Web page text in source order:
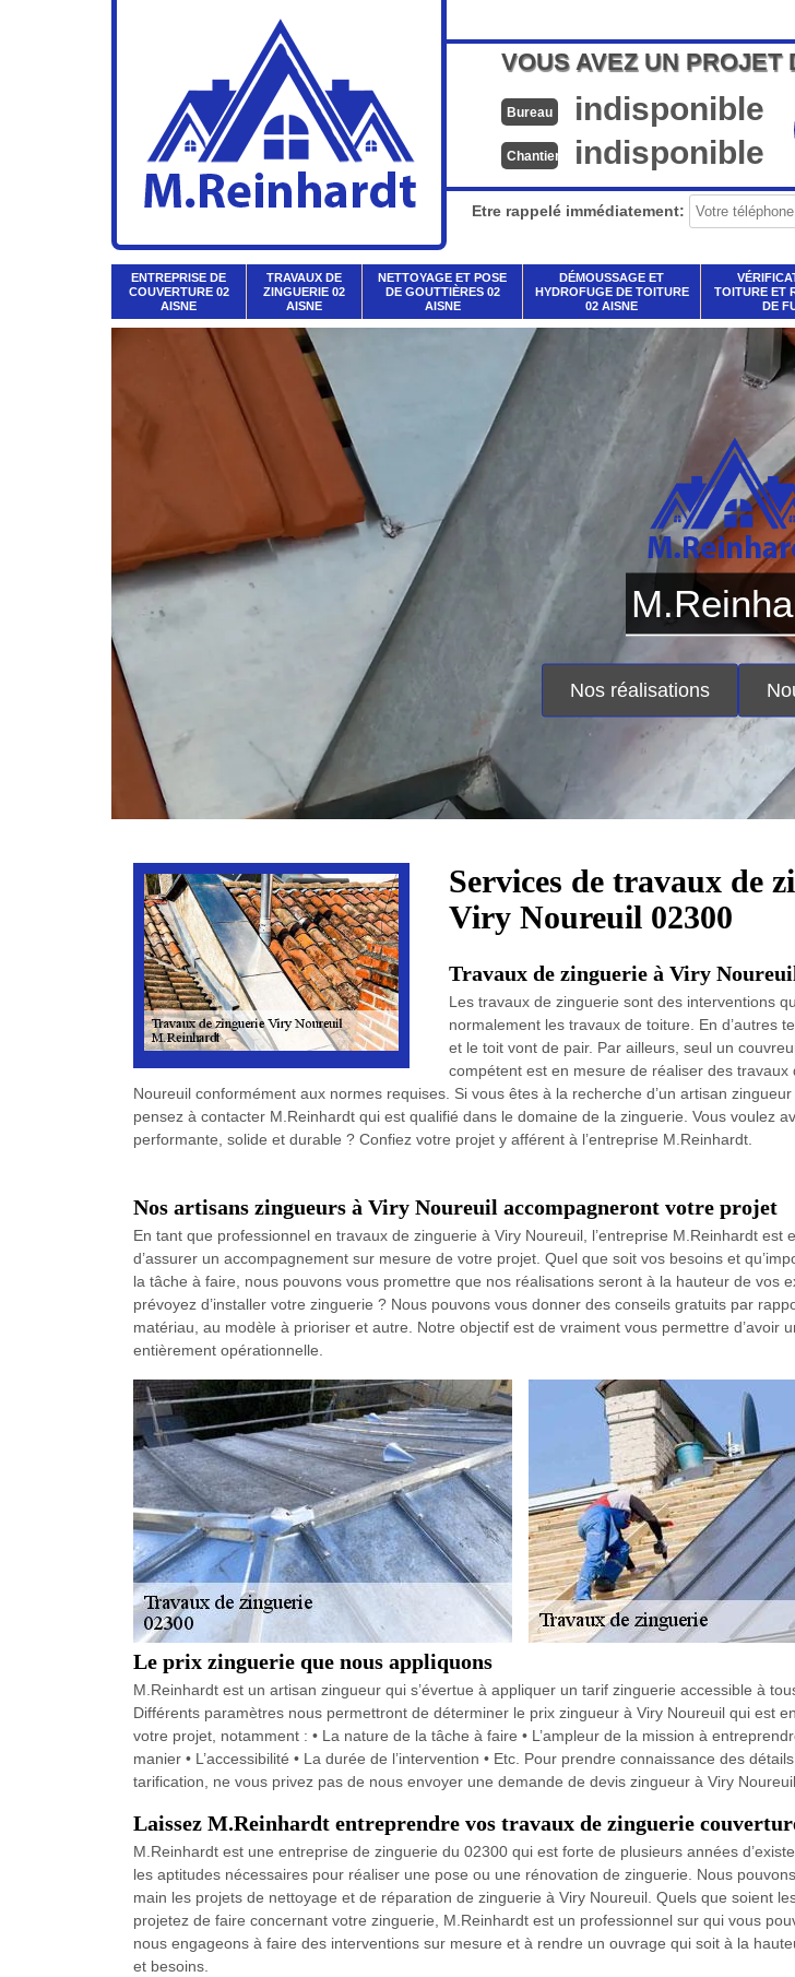
VOUS AVEZ UN PROJET
Bureau indisponible
Chantier indisponible
Etre rappelé immédiatement:
ENTREPRISE DE
COUVERTURE 02
AISNE
TRAVAUX DE
ZINGUERIE 02
AISNE
NETTOYAGE ET POSE
DE GOUTTIÈRES 02
AISNE
DÉMOUSSAGE ET
HYDROFUGE DE TOITURE
02 AISNE
TOITURE ET
DE
Nos réalisations
Services de travaux de
Viry Noureuil 02300
Travaux de zinguerie à Viry
Les travaux de zinguerie sont des interventions
normalement les travaux de toiture. En d’autres
et le toit vont de pair. Par ailleurs, seul un
compétent est en mesure de réaliser des travaux
Noureuil conformément aux normes requises. Si vous êtes à la recherche d’un artisan zingueur
pensez à contacter M.Reinhardt qui est qualifié dans le domaine de la zinguerie. Vous voulez
performante, solide et durable ? Confiez votre projet y afférent à l’entreprise M.Reinhardt.
Nos artisans zingueurs à Viry Noureuil accompagneront votre projet
En tant que professionnel en travaux de zinguerie à Viry Noureuil, l’entreprise M.Reinhardt est
d’assurer un accompagnement sur mesure de votre projet. Quel que soit vos besoins et
la tâche à faire, nous pouvons vous promettre que nos réalisations seront à la hauteur de vos
prévoyez d’installer votre zinguerie ? Nous pouvons vous donner des conseils gratuits par
matériau, au modèle à prioriser et autre. Notre objectif est de vraiment vous permettre d’avoir
entièrement opérationnelle.
Le prix zinguerie que nous appliquons
M.Reinhardt est un artisan zingueur qui s’évertue à appliquer un tarif zinguerie accessible à
Différents paramètres nous permettront de déterminer le prix zingueur à Viry Noureuil qui est
votre projet, notamment : • La nature de la tâche à faire • L’ampleur de la mission à
manier • L’accessibilité • La durée de l’intervention • Etc. Pour prendre connaissance des
tarification, ne vous privez pas de nous envoyer une demande de devis zingueur à Viry
Laissez M.Reinhardt entreprendre vos travaux de zinguerie
M.Reinhardt est une entreprise de zinguerie du 02300 qui est forte de plusieurs années
les aptitudes nécessaires pour réaliser une pose ou une rénovation de zinguerie. Nous
main les projets de nettoyage et de réparation de zinguerie à Viry Noureuil. Quels que soient
projetez de faire concernant votre zinguerie, M.Reinhardt est un professionnel sur qui vous
nous engageons à faire des interventions sur mesure et à rendre un ouvrage qui soit à la
et besoins.